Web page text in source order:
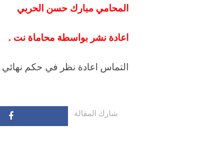
المحامي مبارك حسن الحربي
اعادة نشر بواسطة محاماة نت .
التماس اعادة نظر في حكم نهائي
شارك المقالة